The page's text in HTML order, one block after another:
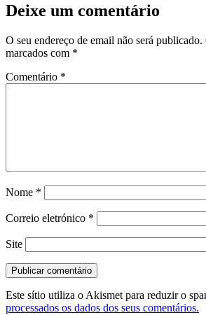
Deixe um comentário
O seu endereço de email não será publicado.
marcados com *
Comentário *
Nome *
Correio eletrónico *
Site
Este sítio utiliza o Akismet para reduzir o
processados os dados dos seus comentários.